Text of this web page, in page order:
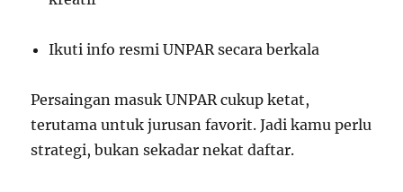
Ikuti info resmi UNPAR secara berkala
Persaingan masuk UNPAR cukup ketat,
terutama untuk jurusan favorit. Jadi kamu perlu
strategi, bukan sekadar nekat daftar.